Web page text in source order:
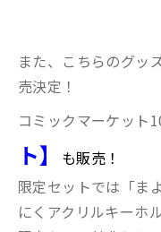
また、こちらのグッ
売決定！
コミックマーケット
ト】
も販売！
限定セットでは「ま
にくアクリルキーホ